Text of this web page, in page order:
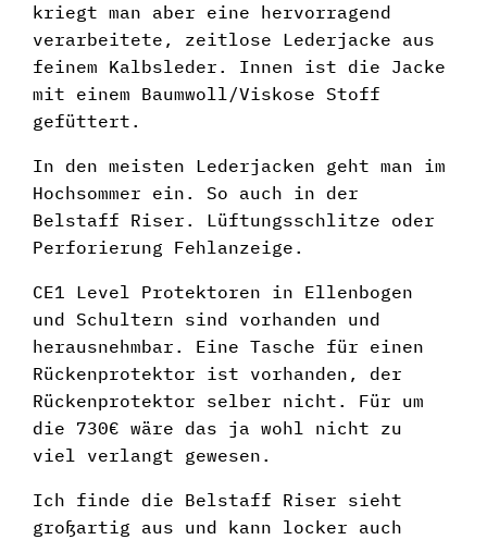
kriegt man aber eine hervorragend
verarbeitete, zeitlose Lederjacke aus
feinem Kalbsleder. Innen ist die Jacke
mit einem Baumwoll/Viskose Stoff
gefüttert.
In den meisten Lederjacken geht man im
Hochsommer ein. So auch in der
Belstaff Riser. Lüftungsschlitze oder
Perforierung Fehlanzeige.
CE1 Level Protektoren in Ellenbogen
und Schultern sind vorhanden und
herausnehmbar. Eine Tasche für einen
Rückenprotektor ist vorhanden, der
Rückenprotektor selber nicht. Für um
die 730€ wäre das ja wohl nicht zu
viel verlangt gewesen.
Ich finde die Belstaff Riser sieht
großartig aus und kann locker auch